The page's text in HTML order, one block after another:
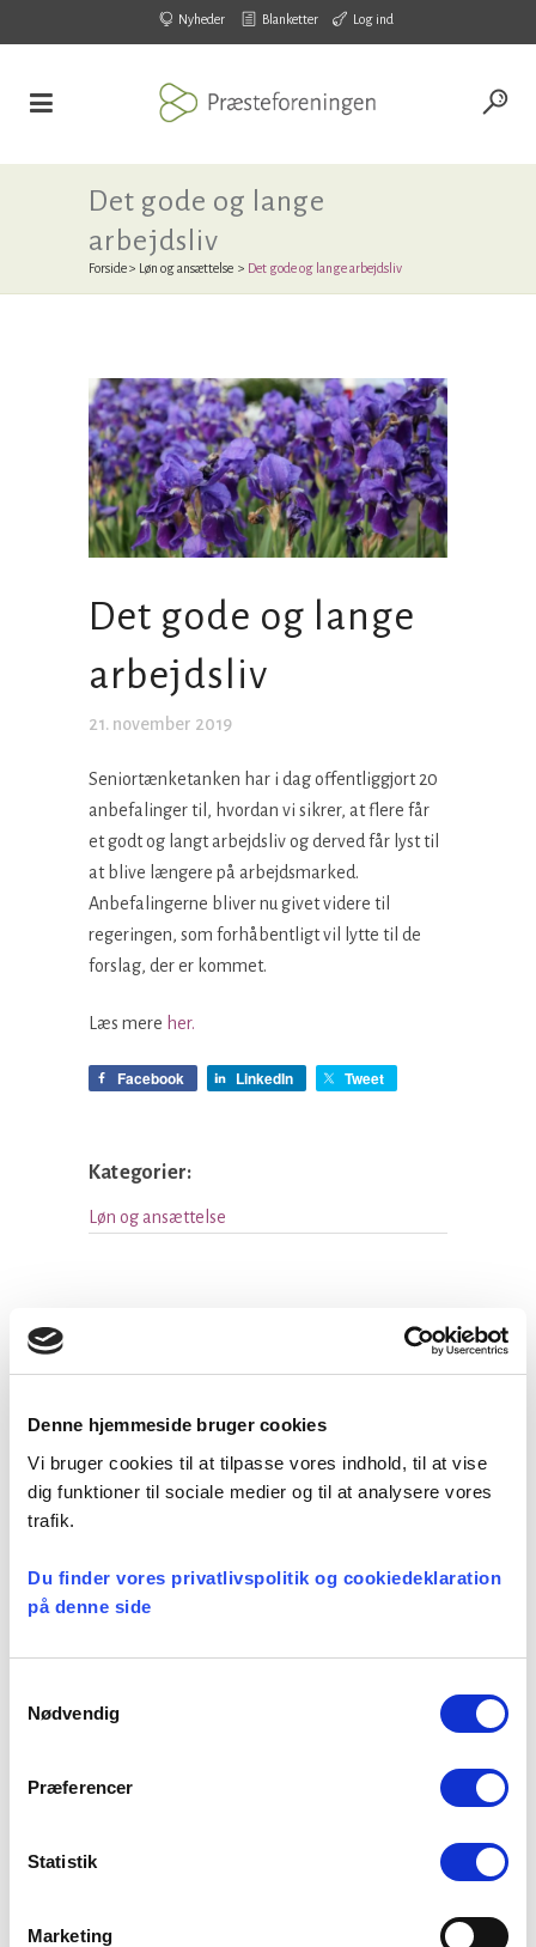
Denne hjemmeside bruger cookies
Vi bruger cookies til at tilpasse vores indhold, til at vise
dig funktioner til sociale medier og til at analysere vores
trafik.
Du finder vores privatlivspolitik og cookiedeklaration
på denne side
Nødvendig
Præferencer
Statistik
Marketing
Nyheder Blanketter Log ind
Det gode og lange
arbejdsliv
Forside> Løn og ansættelse > Det gode og lange arbejdsliv
Det gode og lange
arbejdsliv
21. november 2019
Seniortænketanken har i dag offentliggjort 20
anbefalinger til, hvordan vi sikrer, at flere får
et godt og langt arbejdsliv og derved får lyst til
at blive længere på arbejdsmarked.
Anbefalingerne bliver nu givet videre til
regeringen, som forhåbentligt vil lytte til de
forslag, der er kommet.
Læs mere her.
Facebook LinkedIn Tweet
Kategorier:
Løn og ansættelse
Præsteforeningen
06 august, 2026
teologistudiet
Kategorier